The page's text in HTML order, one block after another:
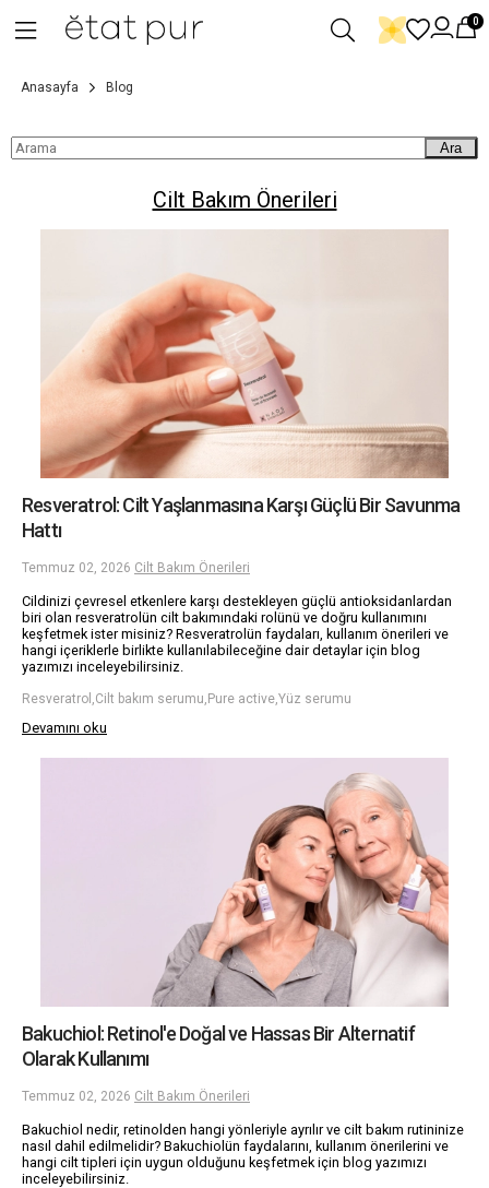
0
Anasayfa Blog
Ara
Cilt Bakım Önerileri
Resveratrol: Cilt Yaşlanmasına Karşı Güçlü Bir Savunma
Hattı
Temmuz 02, 2026 Cilt Bakım Önerileri
Cildinizi çevresel etkenlere karşı destekleyen güçlü antioksidanlardan
biri olan resveratrolün cilt bakımındaki rolünü ve doğru kullanımını
keşfetmek ister misiniz? Resveratrolün faydaları, kullanım önerileri ve
hangi içeriklerle birlikte kullanılabileceğine dair detaylar için blog
yazımızı inceleyebilirsiniz.
Resveratrol,Cilt bakım serumu,Pure active,Yüz serumu
Devamını oku
Bakuchiol: Retinol'e Doğal ve Hassas Bir Alternatif
Olarak Kullanımı
Temmuz 02, 2026 Cilt Bakım Önerileri
Bakuchiol nedir, retinolden hangi yönleriyle ayrılır ve cilt bakım rutininize
nasıl dahil edilmelidir? Bakuchiolün faydalarını, kullanım önerilerini ve
hangi cilt tipleri için uygun olduğunu keşfetmek için blog yazımızı
inceleyebilirsiniz.